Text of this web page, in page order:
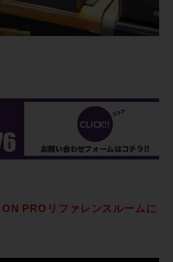
PROリファレンスルームに